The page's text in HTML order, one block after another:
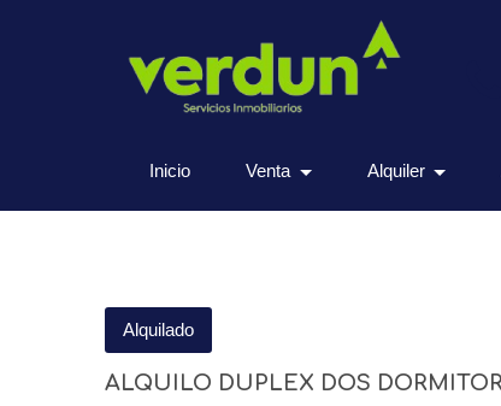
Inicio Venta Alquiler
Alquilado
ALQUILO DUPLEX DOS